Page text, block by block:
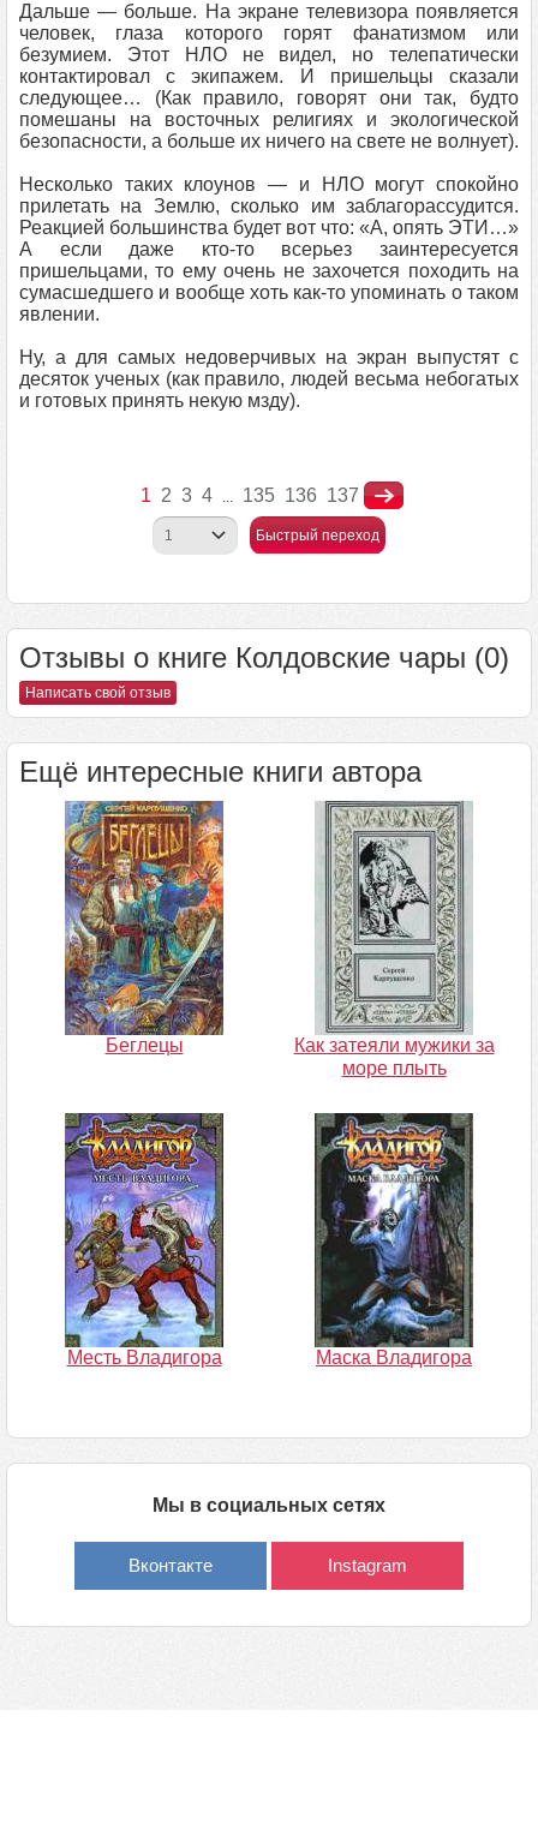
Дальше — больше. На экране телевизора появляется
человек, глаза которого горят фанатизмом или
безумием. Этот НЛО не видел, но телепатически
контактировал с экипажем. И пришельцы сказали
следующее… (Как правило, говорят они так, будто
помешаны на восточных религиях и экологической
безопасности, а больше их ничего на свете не волнует).
Несколько таких клоунов — и НЛО могут спокойно
прилетать на Землю, сколько им заблагорассудится.
Реакцией большинства будет вот что: «А, опять ЭТИ…»
А если даже кто-то всерьез заинтересуется
пришельцами, то ему очень не захочется походить на
сумасшедшего и вообще хоть как-то упоминать о таком
явлении.
Ну, а для самых недоверчивых на экран выпустят с
десяток ученых (как правило, людей весьма небогатых
и готовых принять некую мзду).
1 2 3 4 ... 135 136 137
Быстрый переход
Отзывы о книге Колдовские чары (0)
Написать свой отзыв
Ещё интересные книги автора
Беглецы
Как затеяли мужики за
море плыть
Месть Владигора Маска Владигора
Мы в социальных сетях
Вконтакте Instagram